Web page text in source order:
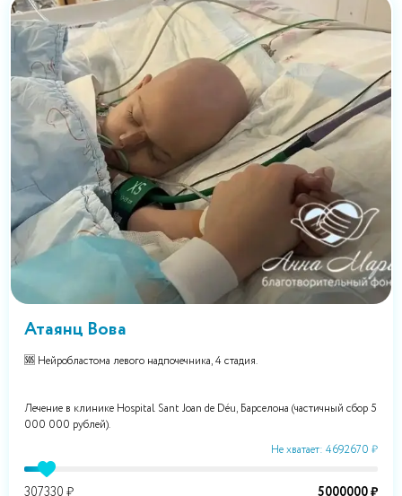
Атаянц Вова
🆘 Нейробластома левого надпочечника, 4 стадия.
Лечение в клинике Hospital Sant Joan de Déu, Барселона (частичный сбор 5
000 000 рублей).
Не хватает: 4692670 ₽